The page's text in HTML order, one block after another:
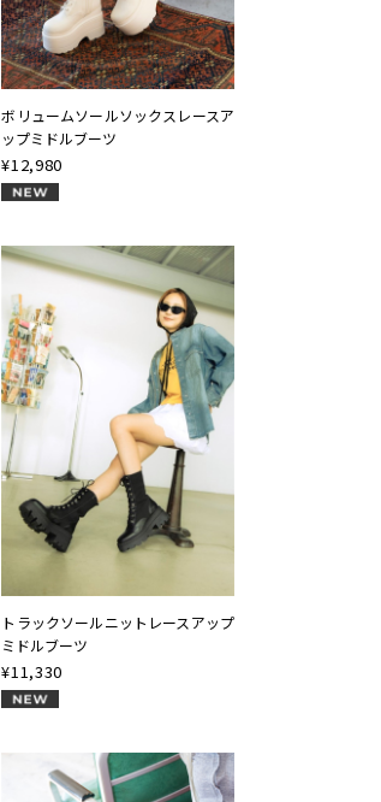
ボリュームソールソックスレースア
ップミドルブーツ
¥12,980
トラックソールニットレースアップ
ミドルブーツ
¥11,330